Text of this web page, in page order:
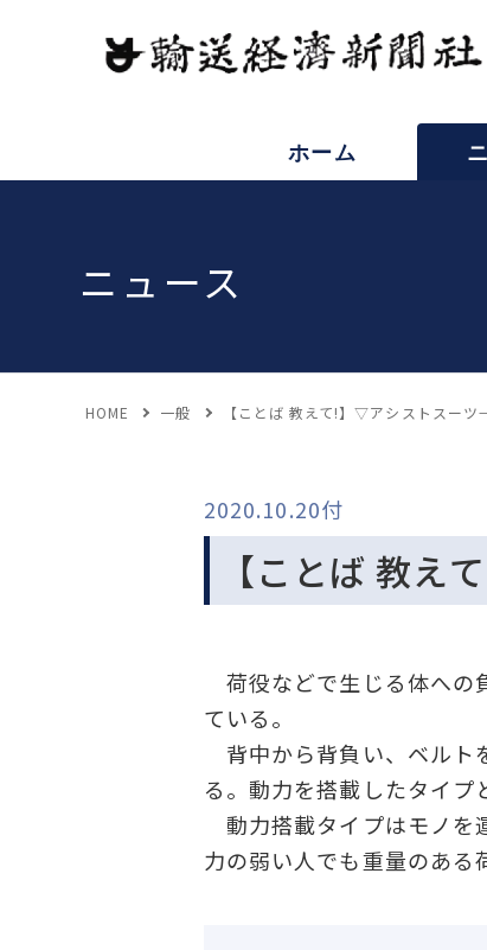
ホーム
ニュース
HOME 一般 【ことば 教えて!】▽アシストスー
2020.10.20付
【ことば 教
荷役などで生じる体への
ている。
背中から背負い、ベルト
る。動力を搭載したタイプ
動力搭載タイプはモノを
力の弱い人でも重量のあ